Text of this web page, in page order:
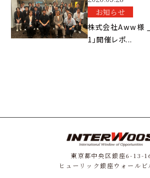
お知らせ
株式会社Aww様
1」開催レポ...
東京都中央区銀座6-13-
ヒューリック銀座ウォールビ